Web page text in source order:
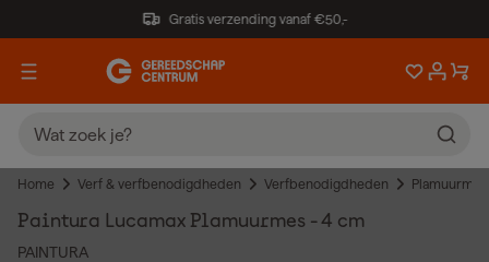
Gratis verzending vanaf €50,-
Home Verf & verfbenodigdheden Verfbenodigdheden Plamuurmes
Paintura Lucamax Plamuurmes - 4 cm
PAINTURA